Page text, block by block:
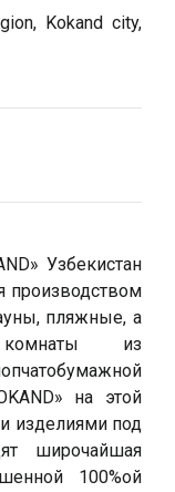
Kokand city,
Узбекистан
производством
пляжные, а
из
на этой
изделиями под
широчайшая
100%ой